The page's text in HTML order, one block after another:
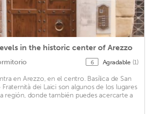
in the historic center of Arezzo
6 Agradable (1)
en Arezzo, en el centro. Basílica de San
Fraternità dei Laici son algunos de los lugares
región, donde también puedes acercarte a